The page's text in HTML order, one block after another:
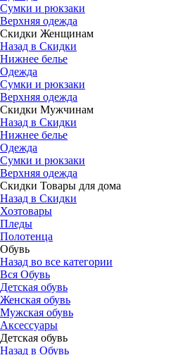
Сумки и рюкзаки
Верхняя одежда
Скидки Женщинам
Назад в Скидки
Нижнее белье
Одежда
Сумки и рюкзаки
Верхняя одежда
Скидки Мужчинам
Назад в Скидки
Нижнее белье
Одежда
Сумки и рюкзаки
Верхняя одежда
Скидки Товары для дома
Назад в Скидки
Хозтовары
Пледы
Полотенца
Обувь
Назад во все категории
Вся Обувь
Детская обувь
Женская обувь
Мужская обувь
Аксессуары
Детская обувь
Назад в Обувь